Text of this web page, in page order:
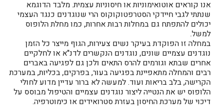
אנו קוראים אוטואימוניות או חיסוניות עצמית. מלבד הדוגמא
שנתתי לגבי חיידקי הסטרפטוקוקוס הרי שנוגדנים כנגד העצמי
יכולים להתפתח גם במחלות רבות אחרות, כמו מחלת הלופוס
למשל.
במחלה זו הפוקדת בעיקר נשים צעירות, הגוף מייצר כל הזמן
נוגדנים עצמיים שונים, נוגדנים הנקשרים לדנ"א או לחלקיים
אחרים שבתא וגורמים להרס התאים ולכן גם לפגיעה באברים
רבים והמחלה מתאפיינת בפגיעה בעור, בפרקים, בכליות, במערכת
הקרישה, בלב בריאות ועוד. למעשה לא ברור עדיין מדוע לחולי
הלופוס יש את הנטייה ליצור נוגדנים עצמיים והטיפול מבוסס על
דיכוי של מערכת החיסון בעזרת סטרואידים או כימוטרפיה.